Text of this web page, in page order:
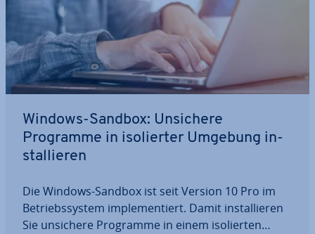
Windows-Sandbox: Unsichere
Programme in iso­lier­ter Umgebung in­
stal­lie­ren
Die Windows-Sandbox ist seit Version 10 Pro im
Be­triebs­sys­tem im­ple­men­tiert. Damit in­stal­lie­ren
Sie unsichere Programme in einem iso­lier­ten